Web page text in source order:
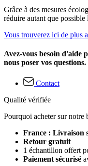
Grâce à des mesures
réduire autant que
Vous trouverez ici de plus
Avez-vous besoin d'aide
nous poser vos questions.
Contact
Qualité vérifiée
Pourquoi acheter sur notre
France : Livraison
Retour gratuit
1 échantillon offert
Paiement sécurisé